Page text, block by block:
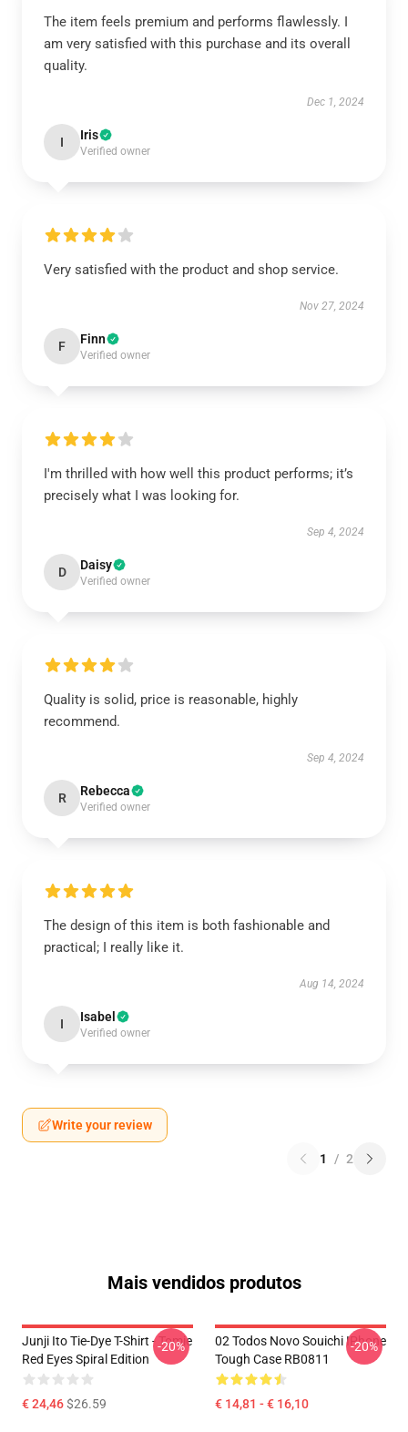
The item feels premium and performs flawlessly. I
am very satisfied with this purchase and its overall
quality.
Dec 1, 2024
I Iris
Verified owner
Very satisfied with the product and shop service.
Nov 27, 2024
F Finn
Verified owner
I'm thrilled with how well this product performs; it’s
precisely what I was looking for.
Sep 4, 2024
D Daisy
Verified owner
Quality is solid, price is reasonable, highly
recommend.
Sep 4, 2024
R Rebecca
Verified owner
The design of this item is both fashionable and
practical; I really like it.
Aug 14, 2024
I Isabel
Verified owner
Write your review
1 / 2
Mais vendidos produtos
Junji Ito Tie-Dye T-Shirt - Tomie
Red Eyes Spiral Edition
€ 24,46$26.59
-20%
02 Todos Novo Souichi IPhone
Tough Case RB0811
€ 14,81 - € 16,10
-20%